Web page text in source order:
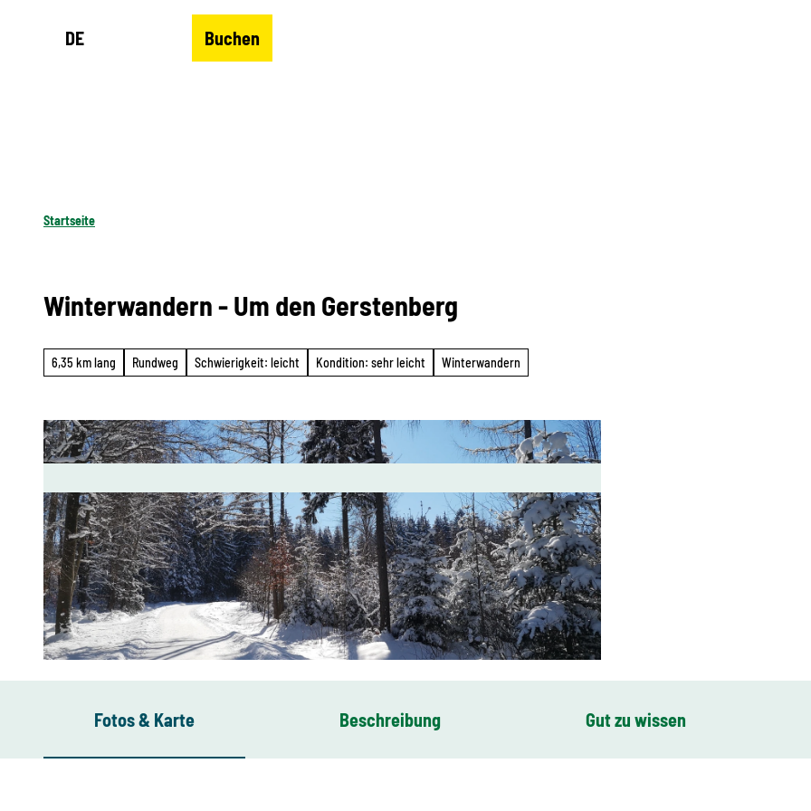
DE Buchen
Startseite
Winterwandern - Um den Gerstenberg
6,35 km lang Rundweg Schwierigkeit: leicht Kondition: sehr leicht Winterwandern
Fotos & Karte Beschreibung Gut zu wissen